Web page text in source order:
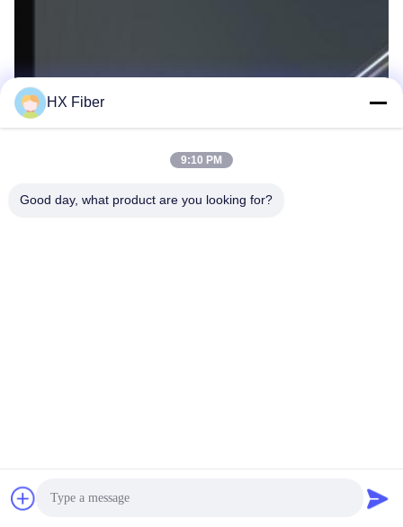
HX Fiber
9:10 PM
Good day, what product are you looking for?